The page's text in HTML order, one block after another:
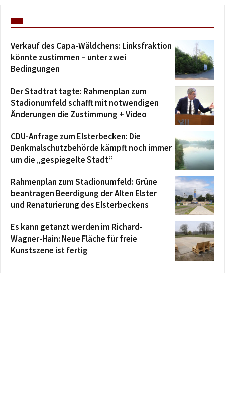
Verkauf des Capa-Wäldchens: Linksfraktion
könnte zustimmen – unter zwei
Bedingungen
Der Stadtrat tagte: Rahmenplan zum
Stadionumfeld schafft mit notwendigen
Änderungen die Zustimmung + Video
CDU-Anfrage zum Elsterbecken: Die
Denkmalschutzbehörde kämpft noch immer
um die „gespiegelte Stadt“
Rahmenplan zum Stadionumfeld: Grüne
beantragen Beerdigung der Alten Elster
und Renaturierung des Elsterbeckens
Es kann getanzt werden im Richard-
Wagner-Hain: Neue Fläche für freie
Kunstszene ist fertig